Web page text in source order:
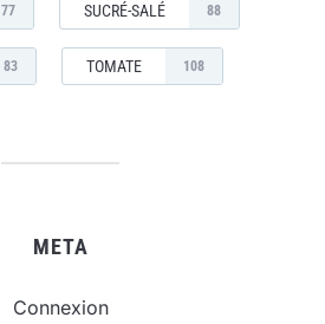
77 SUCRÉ-SALÉ 88
83 TOMATE 108
META
Connexion